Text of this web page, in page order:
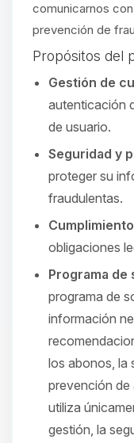
comunicarnos
prevención de
Propósitos del
Gestión de
autenticación
de usuario.
Seguridad y
proteger su
fraudulentas.
obligaciones
Programa de
programa de
información
los abonos, la
prevención de
utiliza
gestión, la